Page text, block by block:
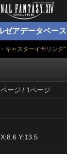
ゼアデータベース
キャスターイヤリング"|
ージ / 1ページ
Y:13.5